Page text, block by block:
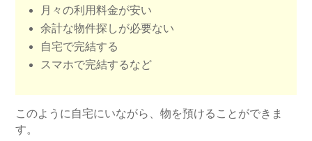
月々の利用料金が安い
余計な物件探しが必要ない
自宅で完結する
スマホで完結するなど
このように自宅にいながら、物を預けることができま
す。